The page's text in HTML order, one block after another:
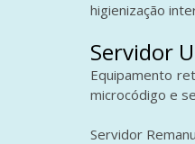
higienização
Servidor
Equipamento
microcódigo e
Servidor